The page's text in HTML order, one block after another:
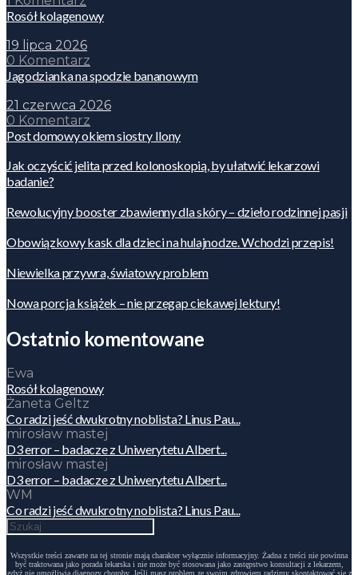
Rosół kolagenowy
19 lipca 2026
0 Komentarz
Jagodzianka na spodzie bananowym
21 czerwca 2026
0 Komentarz
Post domowy okiem siostry Ilony
Jak oczyścić jelita przed kolonoskopią, by ułatwić lekarzowi
badanie?
Rewolucyjny booster zbawienny dla skóry – dzieło rodzinnej pasji
Obowiązkowy kask dla dzieci na hulajnodze. Wchodzi przepis!
Niewielka przywra, światowy problem
Nowa porcja książek – nie przegap ciekawej lektury!
Ostatnio komentowane
Ewa
Rosół kolagenowy
Żaneta Geltz
Co radzi jeść dwukrotny noblista? Linus Pau...
mirosław mastej
D3 error – badacze z Uniwerytetu Albert...
mirosław mastej
D3 error – badacze z Uniwerytetu Albert...
WM
Co radzi jeść dwukrotny noblista? Linus Pau...
Wszystkie treści zawarte na tej stronie mają charakter wyłącznie informacyjny. Żadna z treści nie powinna
być traktowana jako porada lekarska i nie może być stosowana jako zastępstwo konsultacji z lekarzem,